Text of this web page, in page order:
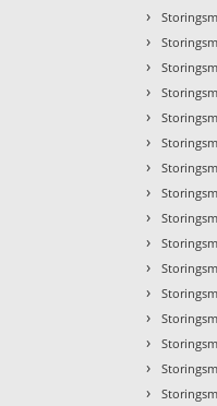
›
›
›
›
›
›
›
›
›
›
›
›
›
›
›
›